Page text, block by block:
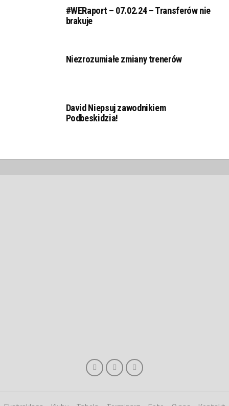
#WERaport – 07.02.24 – Transferów nie
brakuje
Niezrozumiałe zmiany trenerów
David Niepsuj zawodnikiem
Podbeskidzia!